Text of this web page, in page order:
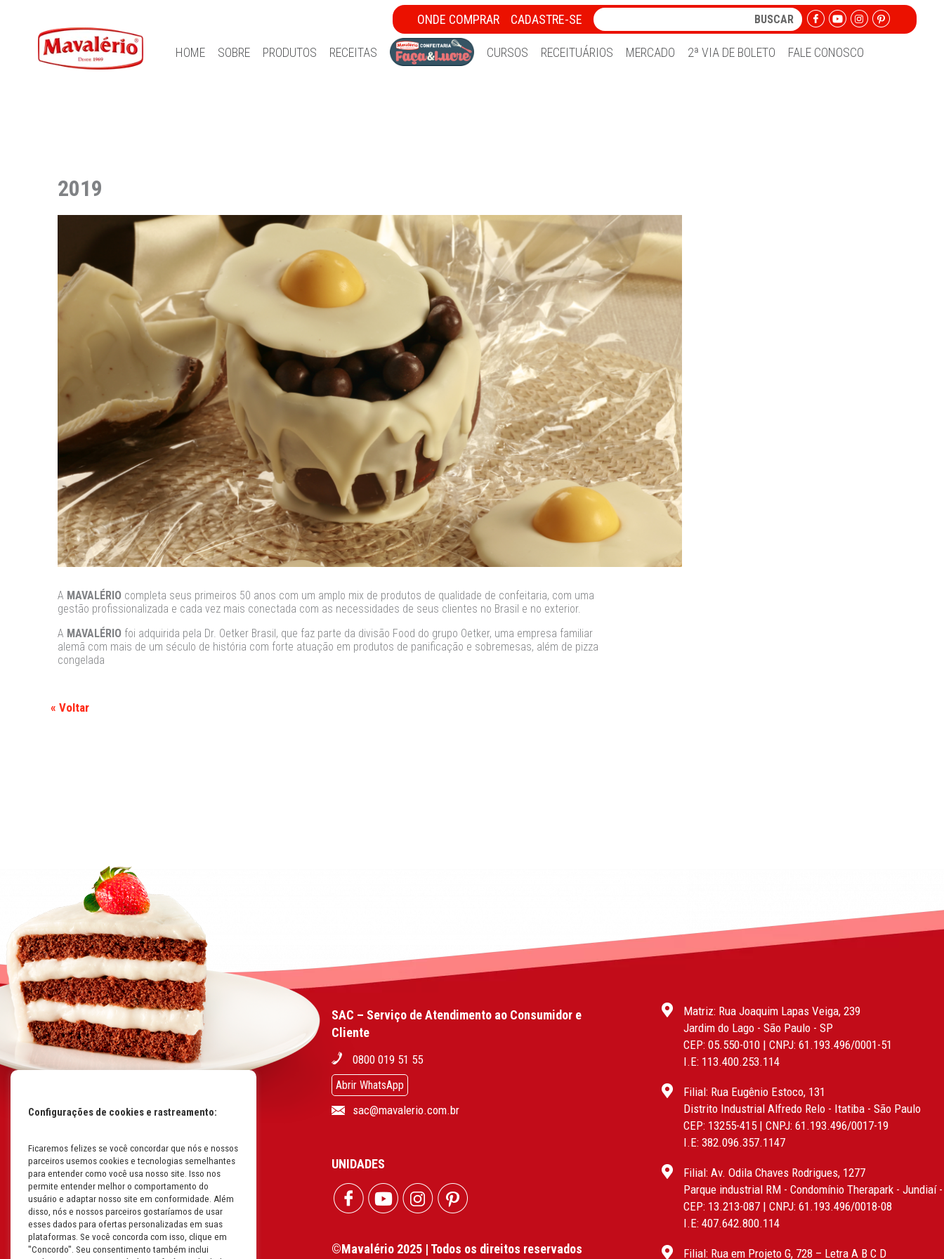
ONDE COMPRAR CADASTRE-SE
HOME SOBRE PRODUTOS RECEITAS CURSOS RECEITUÁRIOS MERCADO 2ª VIA DE BOLETO FALE CONOSCO
2019
A MAVALÉRIO completa seus primeiros 50 anos com um amplo mix de produtos de qualidade de confeitaria, com uma
gestão profissionalizada e cada vez mais conectada com as necessidades de seus clientes no Brasil e no exterior.
A MAVALÉRIO foi adquirida pela Dr. Oetker Brasil, que faz parte da divisão Food do grupo Oetker, uma empresa familiar
alemã com mais de um século de história com forte atuação em produtos de panificação e sobremesas, além de pizza
congelada
« Voltar
Mapa do Site
Políticas da Empresa
Perguntas Frequentes
Código de Conduta
Política de Privacidade na
SAC – Serviço de Atendimento ao Consumidor e
Cliente
0800 019 51 55
Abrir WhatsApp
sac@mavalerio.com.br
UNIDADES
©Mavalério 2025 | Todos os direitos reservados
Matriz: Rua Joaquim Lapas Veiga, 239
Jardim do Lago - São Paulo - SP
CEP: 05.550-010 | CNPJ: 61.193.496/0001-51
I.E: 113.400.253.114
Filial: Rua Eugênio Estoco, 131
Distrito Industrial Alfredo Relo - Itatiba - São Paulo
CEP: 13255-415 | CNPJ: 61.193.496/0017-19
I.E: 382.096.357.1147
Filial: Av. Odila Chaves Rodrigues, 1277
Parque industrial RM - Condomínio Therapark - Jundiaí
CEP: 13.213-087 | CNPJ: 61.193.496/0018-08
I.E: 407.642.800.114
Filial: Rua em Projeto G, 728 – Letra A B C D
Configurações de cookies e rastreamento:
Ficaremos felizes se você concordar que nós e nossos
parceiros usemos cookies e tecnologias semelhantes
para entender como você usa nosso site. Isso nos
permite entender melhor o comportamento do
usuário e adaptar nosso site em conformidade. Além
disso, nós e nossos parceiros gostaríamos de usar
esses dados para ofertas personalizadas em suas
plataformas. Se você concorda com isso, clique em
"Concordo". Seu consentimento também inclui